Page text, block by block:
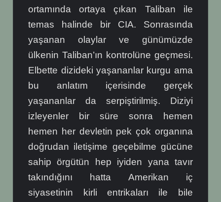
ortamında ortaya çıkan Taliban ile
temas halinde bir CIA. Sonrasında
yaşanan olaylar ve günümüzde
ülkenin Taliban’ın kontrolüne geçmesi.
Elbette dizideki yaşananlar kurgu ama
bu anlatım içerisinde gerçek
yaşananlar da serpiştirilmiş. Diziyi
izleyenler bir süre sonra hemen
hemen her devletin pek çok organına
doğrudan iletişime geçebilme gücüne
sahip örgütün hep iyiden yana tavır
takındığını hatta Amerikan iç
siyasetinin kirli entrikaları ile bile